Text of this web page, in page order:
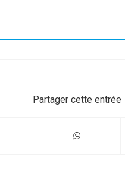
Partager cette entrée